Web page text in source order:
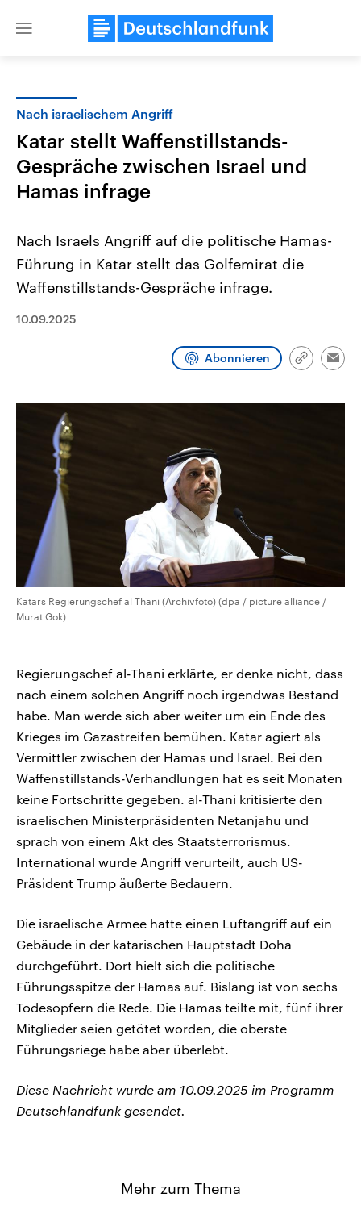
Close
Landtagswahl Sachsen-Anhalt
2026
Sachsen-Anhalt wählt am 6.
Bundesland von einer Koalition aus
und Hintergründe zu den Parteien
und Kandidaten der anstehenden
USA
Aktuelle Beiträge,
den mächtigsten Ländern
mit großem Einfluss auf
aktuelle Weltgeschehen.
Audio-Archiv
Nach israelischem Angriff
Katar stellt Waffenstillstands-
Gespräche zwischen Israel und
Hamas infrage
Nach Israels Angriff auf die politische Hamas-
Führung in Katar stellt das Golfemirat die
Waffenstillstands-Gespräche infrage.
10.09.2025
Abonnieren
Link
Katars Regierungschef al Thani (Archivfoto) (dpa / picture alliance /
Murat Gok)
Regierungschef al-Thani erklärte, er denke nicht, dass
nach einem solchen Angriff noch irgendwas Bestand
habe. Man werde sich aber weiter um ein Ende des
Krieges im Gazastreifen bemühen. Katar agiert als
Vermittler zwischen der Hamas und Israel. Bei den
Waffenstillstands-Verhandlungen hat es seit Monaten
keine Fortschritte gegeben. al-Thani kritisierte den
israelischen Ministerpräsidenten Netanjahu und
sprach von einem Akt des Staatsterrorismus.
International wurde Angriff verurteilt, auch US-
Präsident Trump äußerte Bedauern.
Die israelische Armee hatte einen Luftangriff auf ein
Gebäude in der katarischen Hauptstadt Doha
durchgeführt. Dort hielt sich die politische
Führungsspitze der Hamas auf. Bislang ist von sechs
Todesopfern die Rede. Die Hamas teilte mit, fünf ihrer
Mitglieder seien getötet worden, die oberste
Führungsriege habe aber überlebt.
Diese Nachricht wurde am 10.09.2025 im Programm
Deutschlandfunk gesendet.
Mehr zum Thema